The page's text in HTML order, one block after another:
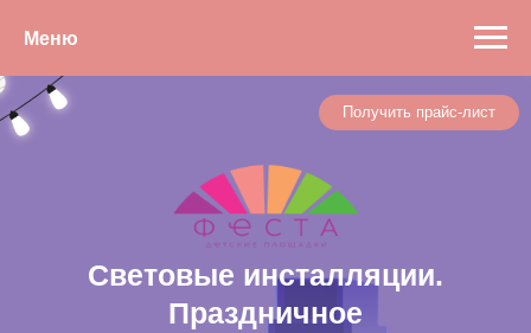
Меню
Получить прайс-лист
Световые инсталляции.
Праздничное